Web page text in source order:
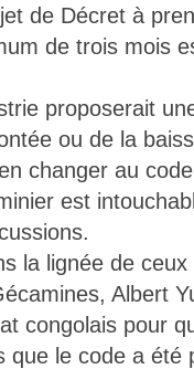
de Décret à
de trois mois
proposerait
ou de la
changer au
est
la lignée de
Albert
congolais pour
que le code a été